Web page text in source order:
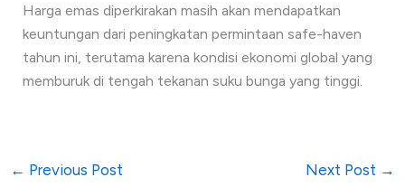
Harga emas diperkirakan masih akan mendapatkan
keuntungan dari peningkatan permintaan safe-haven
tahun ini, terutama karena kondisi ekonomi global yang
memburuk di tengah tekanan suku bunga yang tinggi.
← Previous Post Next Post →